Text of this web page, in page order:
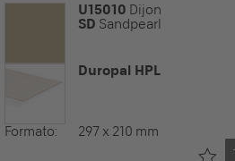
U15010 Dijon
SD Sandpearl
Duropal HPL
Formato: 297 x 210 mm